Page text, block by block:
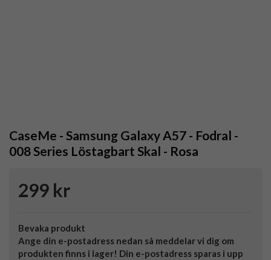
CaseMe - Samsung Galaxy A57 - Fodral -
008 Series Löstagbart Skal - Rosa
299 kr
Bevaka produkt
Ange din e-postadress nedan så meddelar vi dig om
produkten finns i lager! Din e-postadress sparas i upp